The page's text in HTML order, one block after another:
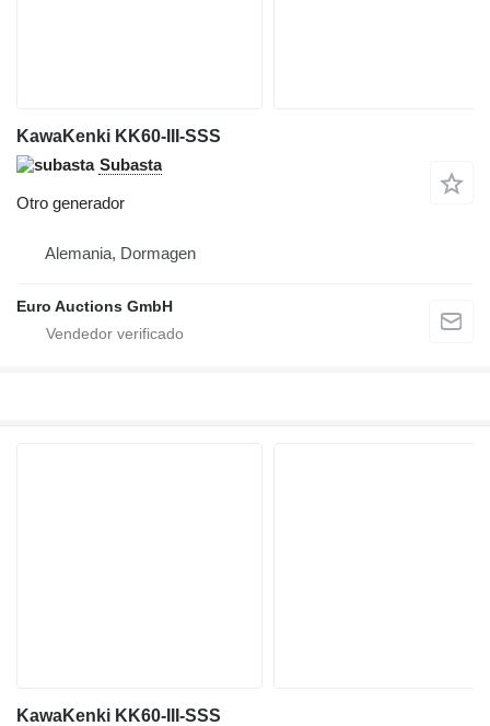
KawaKenki KK60-III-SSS
Subasta
Otro generador
Alemania, Dormagen
Euro Auctions GmbH
KawaKenki KK60-III-SSS